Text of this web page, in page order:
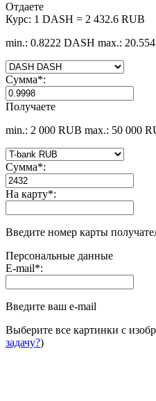
Отдаете
Курс: 1 DASH = 2 432.6 RUB
min.: 0.8222 DASH max.:
Сумма*:
Получаете
min.: 2 000 RUB max.: 50 000
Сумма*:
На карту*:
Введите номер карты
Персональные данные
E-mail*:
Введите ваш e-mail
Выберите все картинки с
задачу?)